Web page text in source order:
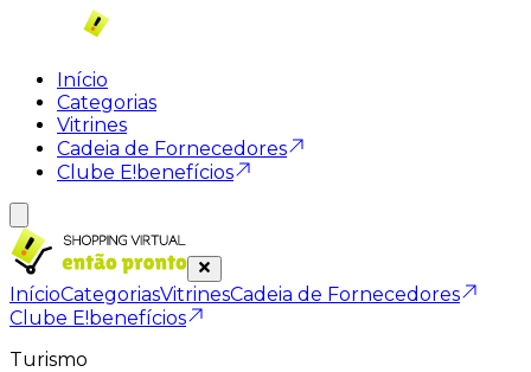
Início
Categorias
Vitrines
Cadeia de Fornecedores
Clube E!benefícios
InícioCategoriasVitrinesCadeia de Fornecedores
Clube E!benefícios
Turismo